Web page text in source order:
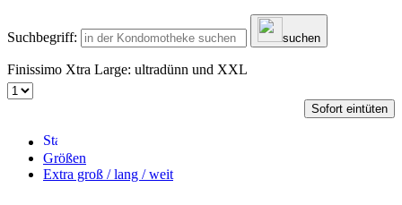
Suchbegriff: suchen
Finissimo Xtra Large: ultradünn und XXL
Sofort eintüten
Größen
Extra groß / lang / weit